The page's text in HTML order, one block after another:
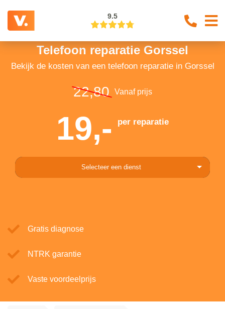
9.5
Telefoon reparatie Gorssel
Bekijk de kosten van een telefoon reparatie in Gorssel
22,80 Vanaf prijs
19,- per reparatie
Selecteer een dienst
Gratis diagnose
NTRK garantie
Vaste voordeelprijs